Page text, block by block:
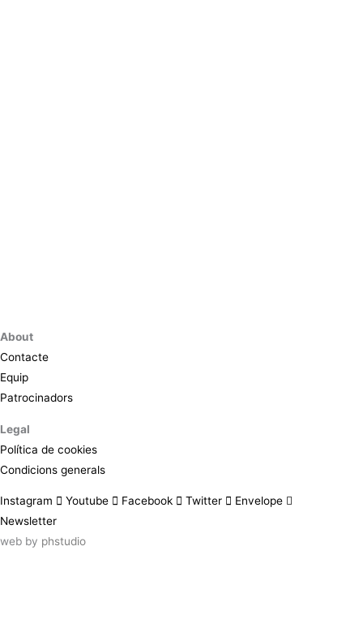
About
Contacte
Equip
Patrocinadors
Legal
Política de cookies
Condicions generals
Instagram Youtube Facebook Twitter
Envelope
Newsletter
web by phstudio